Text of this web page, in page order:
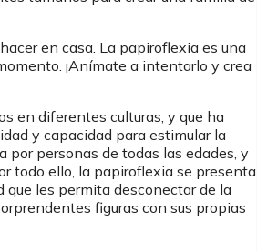
en casa. La papiroflexia es una
¡Anímate a intentarlo y crea
en diferentes culturas, y que ha
y capacidad para estimular la
por personas de todas las edades, y
todo ello, la papiroflexia se presenta
que les permita desconectar de la
figuras con sus propias